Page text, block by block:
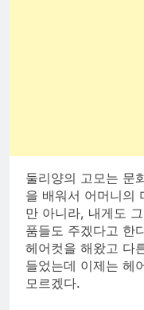
둘리양의 고모는 문
을 배워서 어머니의
만 아니라, 내게도
품들도 주겠다고 한
헤어컷을 해왔고 다
들었는데 이제는 헤
모르겠다.